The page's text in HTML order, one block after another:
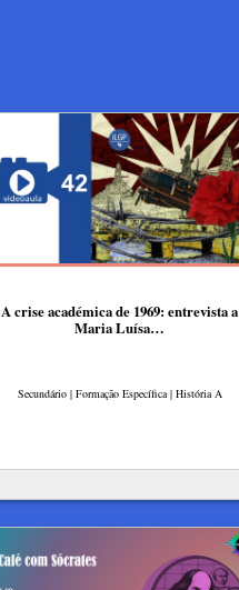
A crise académica de 1969: entrevista a
Maria Luísa…
Secundário | Formação Específica | História A